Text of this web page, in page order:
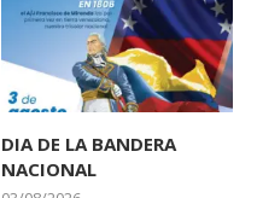
DIA DE LA BANDERA
NACIONAL